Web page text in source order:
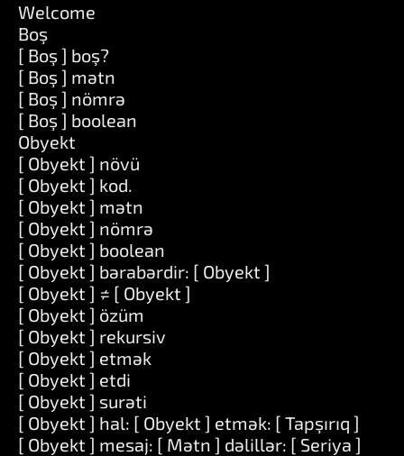
Welcome
Boş
[ Boş ] boş?
[ Boş ] mətn
[ Boş ] nömrə
[ Boş ] boolean
Obyekt
[ Obyekt ] növü
[ Obyekt ] kod.
[ Obyekt ] mətn
[ Obyekt ] nömrə
[ Obyekt ] boolean
[ Obyekt ] bərabərdir: [ Obyekt ]
[ Obyekt ] ≠ [ Obyekt ]
[ Obyekt ] özüm
[ Obyekt ] rekursiv
[ Obyekt ] etmək
[ Obyekt ] etdi
[ Obyekt ] surəti
[ Obyekt ] hal: [ Obyekt ] etmək: [ Tapşırıq ]
[ Obyekt ] mesaj: [ Mətn ] dəlillər: [ Seriya ]